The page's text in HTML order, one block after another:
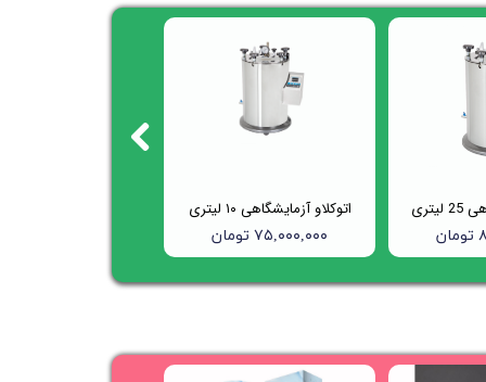
اتوکلاو آزمایشگاهی ۱۰ لیتری
۷۵,۰۰۰,۰۰۰ تومان